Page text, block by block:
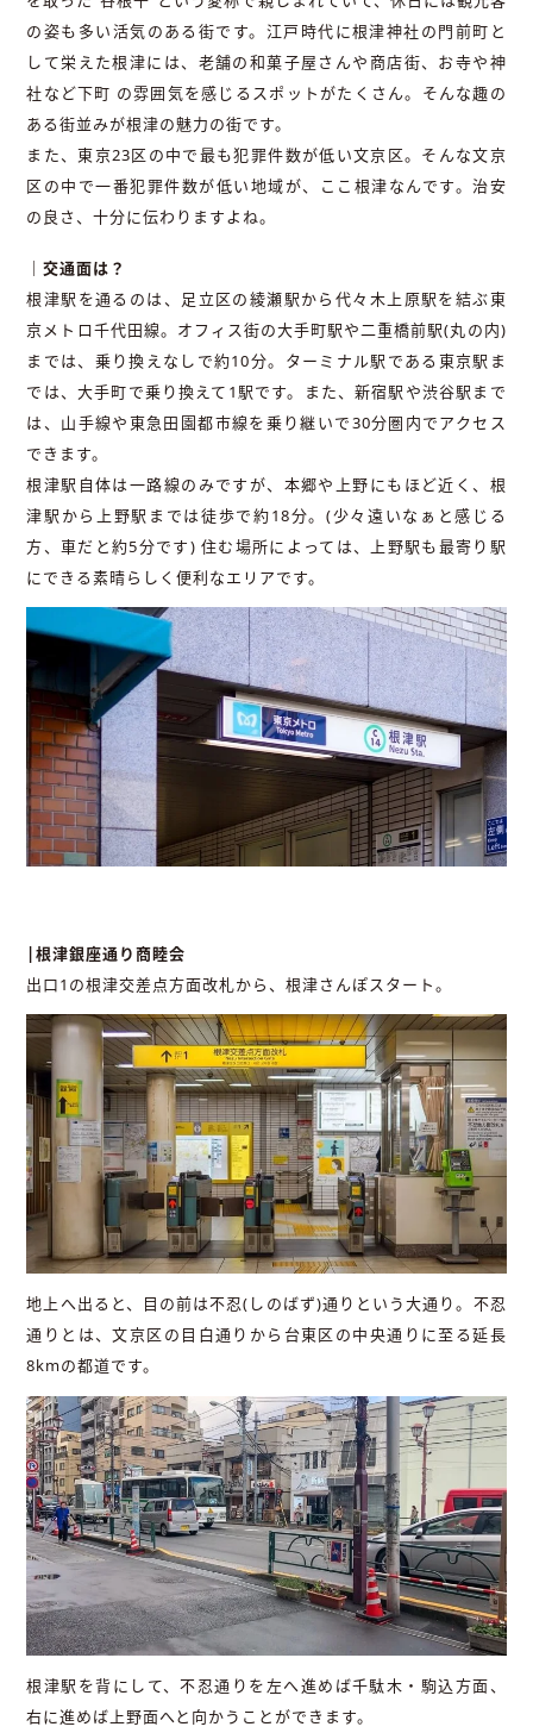
の姿も多い活気のある街です。江戸時代に根津神社の門前町と
して栄えた根津には、老舗の和菓子屋さんや商店街、お寺や神
社など下町 の雰囲気を感じるスポットがたくさん。そんな趣の
ある街並みが根津の魅力の街です。
また、東京23区の中で最も犯罪件数が低い文京区。そんな文京
区の中で一番犯罪件数が低い地域が、ここ根津なんです。治安
の良さ、十分に伝わりますよね。
｜交通面は？
根津駅を通るのは、足立区の綾瀬駅から代々木上原駅を結ぶ東
京メトロ千代田線。オフィス街の大手町駅や二重橋前駅(丸の内)
までは、乗り換えなしで約10分。ターミナル駅である東京駅ま
では、大手町で乗り換えて1駅です。また、新宿駅や渋谷駅まで
は、山手線や東急田園都市線を乗り継いで30分圏内でアクセス
できます。
根津駅自体は一路線のみですが、本郷や上野にもほど近く、根
津駅から上野駅までは徒歩で約18分。(少々遠いなぁと感じる
方、車だと約5分です) 住む場所によっては、上野駅も最寄り駅
にできる素晴らしく便利なエリアです。
|根津銀座通り商睦会
出口1の根津交差点方面改札から、根津さんぽスタート。
地上へ出ると、目の前は不忍(しのばず)通りという大通り。不忍
通りとは、文京区の目白通りから台東区の中央通りに至る延長
8kmの都道です。
根津駅を背にして、不忍通りを左へ進めば千駄木・駒込方面、
右に進めば上野面へと向かうことができます。